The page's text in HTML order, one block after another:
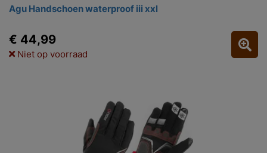
Agu Handschoen waterproof iii xxl
€ 44,99
Niet op voorraad